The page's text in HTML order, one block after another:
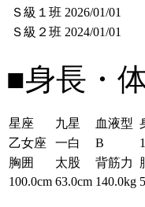
Ｓ級１班 2026/01/01
Ｓ級２班 2024/01/01
■身長・
星座 九星 血液型
乙女座
一白 B
胸囲
太股 背筋力
100.0cm 63.0cm 140.0kg